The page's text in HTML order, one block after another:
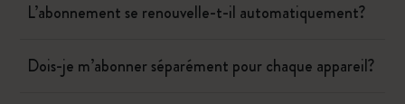
L’abonnement se renouvelle-t-il automatiquement?
Dois-je m’abonner séparément pour chaque appareil?